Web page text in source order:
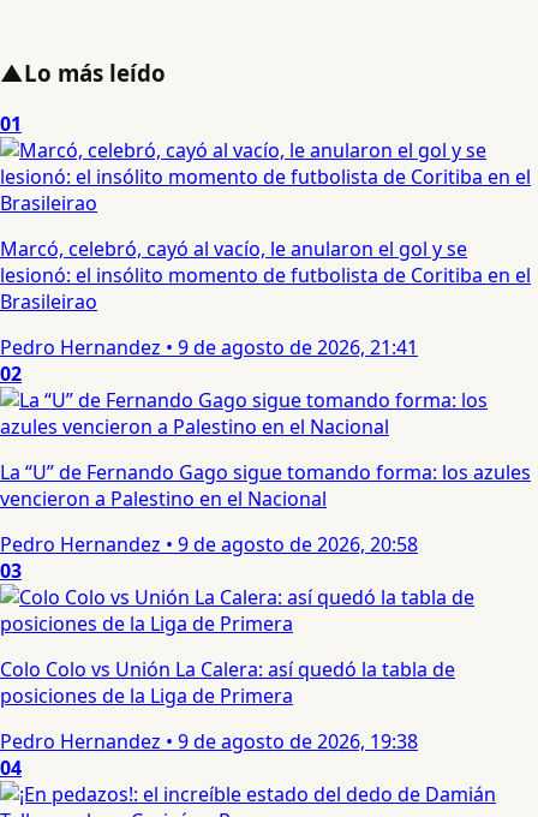
▲Lo más leído
01
Marcó, celebró, cayó al vacío, le anularon el gol y se
lesionó: el insólito momento de futbolista de Coritiba en el
Brasileirao
Pedro Hernandez • 9 de agosto de 2026, 21:41
02
La “U” de Fernando Gago sigue tomando forma: los azules
vencieron a Palestino en el Nacional
Pedro Hernandez • 9 de agosto de 2026, 20:58
03
Colo Colo vs Unión La Calera: así quedó la tabla de
posiciones de la Liga de Primera
Pedro Hernandez • 9 de agosto de 2026, 19:38
04